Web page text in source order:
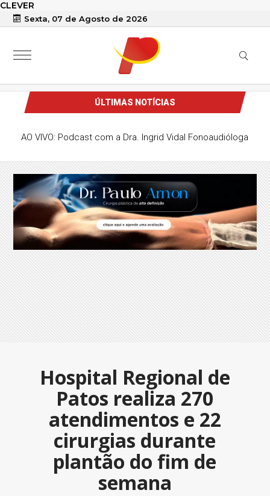
CLEVER
Sexta, 07 de Agosto de 2026
ÚLTIMAS NOTÍCIAS
AO VIVO: Podcast com a Dra. Ingrid Vidal Fonoaudióloga
Hospital Regional de
Patos realiza 270
atendimentos e 22
cirurgias durante
plantão do fim de
semana